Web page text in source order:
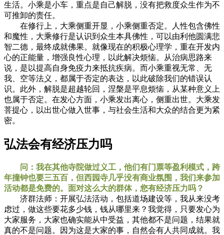
生活。小乘是小车，重点是自己解脱，没有把救度众生作为不
可推卸的责任。
在修行上，大乘侧重开显，小乘侧重否定。人性包含佛性
和魔性，大乘修行是认识到众生本具佛性，可以由利他圆满悲
智二德，最终成就佛果。就像现在的积极心理学，重在开发内
心的正能量，增强良性心理，以此解决烦恼。从治病思路来
说，是以提高自身免疫力来抵抗疾病。而小乘重视无常、无
我、空等法义，都属于否定的表达，以此破除我们的错误认
识。此外，解脱是超越轮回，涅槃是平息烦恼，从某种意义上
也属于否定。在发心方面，小乘发出离心，侧重出世。大乘发
菩提心，以出世心做入世事，与社会生活和大众的结合更为紧
密。
弘法会有经济压力吗
问：我在其他寺院做过义工，他们有门票等盈利模式，跨
年撞钟也要三五百，但西园寺几乎没有商业氛围，我们来参加
活动都是免费的。面对这么大的群体，您有经济压力吗？
济群法师：开展弘法活动，包括道场建设等，我从来没考
虑过，做这些要花多少钱，钱从哪里来？我觉得，只要发心为
大家服务，大家也确实能从中受益，其他都不是问题，结果就
真的不是问题。因为这是大家的事，自然会有人共同成就。我